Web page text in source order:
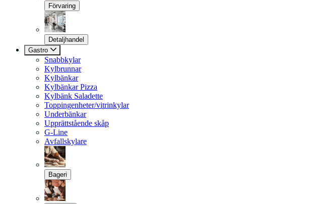
Förvaring
Detaljhandel
Gastro
Snabbkylar
Kylbrunnar
Kylbänkar
Kylbänkar Pizza
Kylbänk Saladette
Toppingenheter/vitrinkylar
Underbänkar
Upprättstående skåp
G-Line
Avfallskylare
Bageri